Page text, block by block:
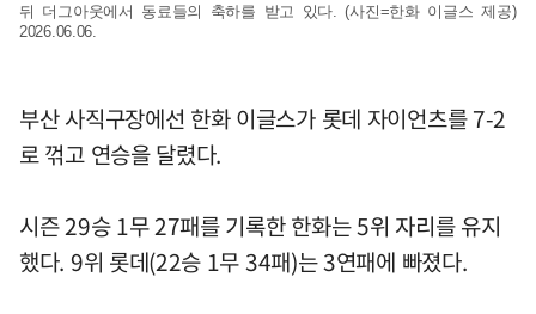
뒤 더그아웃에서 동료들의 축하를 받고 있다. (사진=한화 이글스 제공)
2026.06.06.
부산 사직구장에선 한화 이글스가 롯데 자이언츠를 7-2
로 꺾고 연승을 달렸다.
시즌 29승 1무 27패를 기록한 한화는 5위 자리를 유지
했다. 9위 롯데(22승 1무 34패)는 3연패에 빠졌다.